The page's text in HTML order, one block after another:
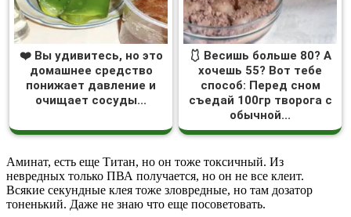
❤️ Вы удивитесь, но это
домашнее средство
понижает давление и
очищает сосуды...
🩱 Весишь больше 80? А
хочешь 55? Вот тебе
способ: Перед сном
съедай 100гр творога с
обычной...
Аминат, есть еще Титан, но он тоже токсичный. Из
невредных только ПВА получается, но он не все клеит.
Всякие секундные клея тоже зловредные, но там дозатор
тоненький. Даже не знаю что еще посоветовать.